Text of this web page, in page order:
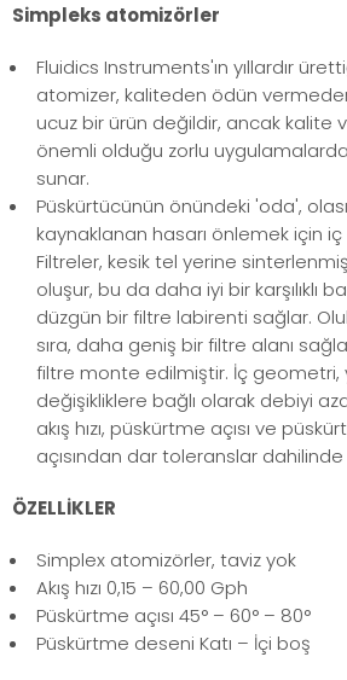
Simpleks atomizörler
Fluidics Instruments'ın yıllardır
atomizer, kaliteden ödün
ucuz bir ürün değildir, ancak kalite
önemli olduğu zorlu
sunar.
Püskürtücünün önündeki 'oda',
kaynaklanan hasarı önlemek için iç
Filtreler, kesik tel yerine
oluşur, bu da daha iyi bir karşılıklı
düzgün bir filtre labirenti sağlar.
sıra, daha geniş bir filtre alanı
filtre monte edilmiştir. İç geometri,
değişikliklere bağlı olarak debiyi
akış hızı, püskürtme açısı ve
açısından dar toleranslar
ÖZELLİKLER
Simplex atomizörler, taviz yok
Akış hızı 0,15 – 60,00 Gph
Püskürtme açısı 45° – 60° – 80°
Püskürtme deseni Katı – İçi boş